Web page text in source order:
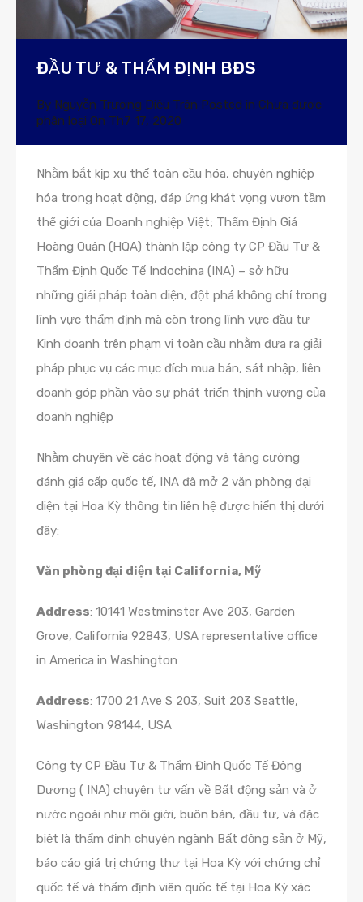
ĐẦU TƯ & THẨM ĐỊNH BĐS
By Nguyễn Trương Diệu Trân Posted in Chưa được
phân loại On Th7 17, 2020
Nhằm bắt kịp xu thế toàn cầu hóa, chuyên nghiệp
hóa trong hoạt động, đáp ứng khát vọng vươn tầm
thế giới của Doanh nghiệp Việt; Thẩm Định Giá
Hoàng Quân (HQA) thành lập công ty CP Đầu Tư &
Thẩm Định Quốc Tế Indochina (INA) – sở hữu
những giải pháp toàn diện, đột phá không chỉ trong
lĩnh vực thẩm định mà còn trong lĩnh vực đầu tư
Kinh doanh trên phạm vi toàn cầu nhằm đưa ra giải
pháp phục vụ các mục đích mua bán, sát nhập, liên
doanh góp phần vào sự phát triển thịnh vượng của
doanh nghiệp
Nhằm chuyên về các hoạt động và tăng cường
đánh giá cấp quốc tế, INA đã mở 2 văn phòng đại
diện tại Hoa Kỳ thông tin liên hệ được hiển thị dưới
đây:
Văn phòng đại diện tại California, Mỹ
Address: 10141 Westminster Ave 203, Garden
Grove, California 92843, USA representative office
in America in Washington
Address: 1700 21 Ave S 203, Suit 203 Seattle,
Washington 98144, USA
Công ty CP Đầu Tư & Thẩm Định Quốc Tế Đông
Dương ( INA) chuyên tư vấn về Bất động sản và ở
nước ngoài như môi giới, buôn bán, đầu tư, và đặc
biệt là thẩm định chuyên ngành Bất động sản ở Mỹ,
báo cáo giá trị chứng thư tại Hoa Kỳ với chứng chỉ
quốc tế và thẩm định viên quốc tế tại Hoa Kỳ xác